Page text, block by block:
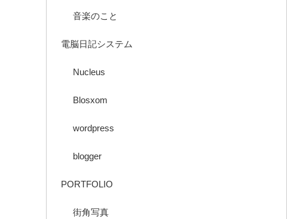
音楽のこと
電脳日記システム
Nucleus
Blosxom
wordpress
blogger
PORTFOLIO
街角写真